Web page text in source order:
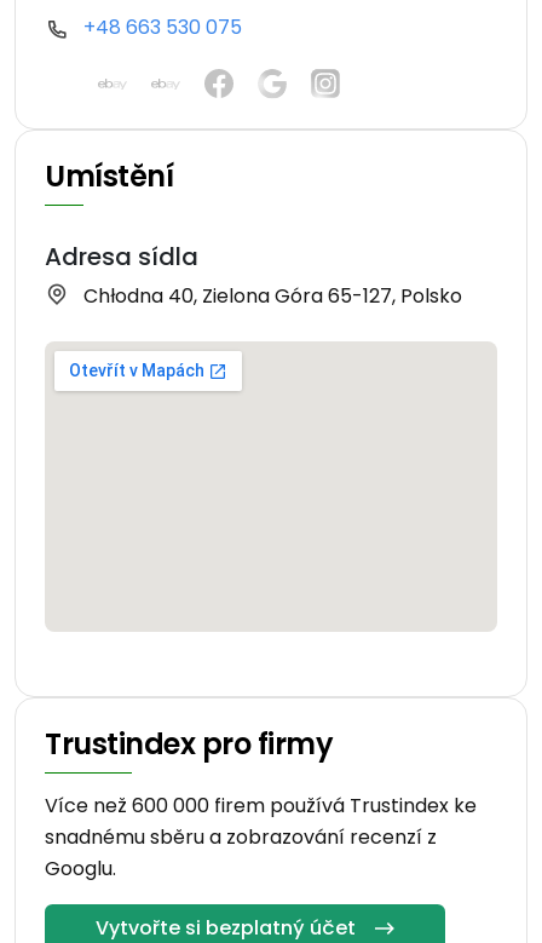
+48 663 530 075
Umístění
Adresa sídla
Chłodna 40, Zielona Góra 65-127, Polsko
Trustindex pro firmy
Více než 600 000 firem používá Trustindex ke
snadnému sběru a zobrazování recenzí z
Googlu.
Vytvořte si bezplatný účet